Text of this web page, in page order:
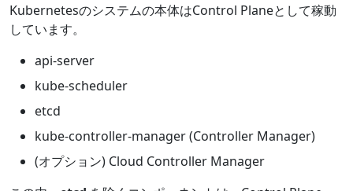
Kubernetesのシステムの本体はControl Planeとして稼動
しています。
api-server
kube-scheduler
etcd
kube-controller-manager (Controller Manager)
(オプション) Cloud Controller Manager